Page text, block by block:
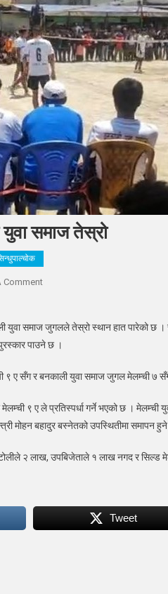
युवा समाज तेस्रो
CommentOn
भलिवल
:
युवा
तेस्रो
युवा समाज जुगलले तेस्रो स्थान हात पारेको
पाउने छ ।
ए सँग र बनकाली युवा समाज जुगल मेलम्ची ७ सँग
मेलम्ची ९ ए ले प्रतिस्पर्धा गर्ने भएको छ ।
मोहन बहादुर बस्नेतको उपस्थितीमा समापन
टोलीले २ लाख, उपबिजेताले १ लाख नगद र
Tweet